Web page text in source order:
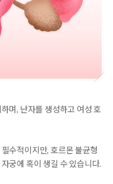
며, 난자를 생성하고 여성 호
수적이지만, 호르몬 불균형
궁에 혹이 생길 수 있습니다.